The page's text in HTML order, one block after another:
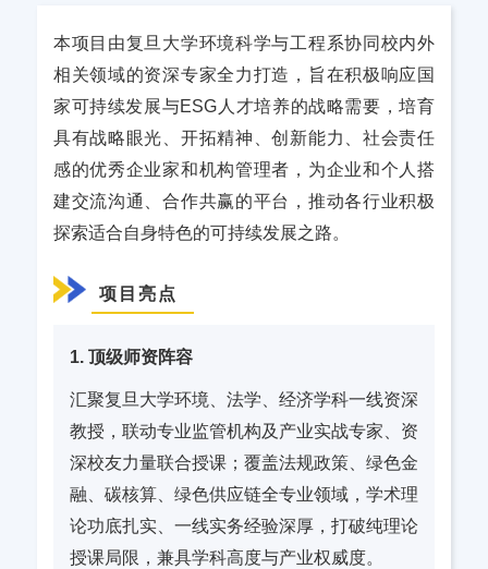
本项目由复旦大学环境科学与工程系协同校内外
相关领域的资深专家全力打造，旨在积极响应国
家可持续发展与ESG人才培养的战略需要，培育
具有战略眼光、开拓精神、创新能力、社会责任
感的优秀企业家和机构管理者，为企业和个人搭
建交流沟通、合作共赢的平台，推动各行业积极
探索适合自身特色的可持续发展之路。
项目亮点
1. 顶级师资阵容
汇聚复旦大学环境、法学、经济学科一线资深
教授，联动专业监管机构及产业实战专家、资
深校友力量联合授课；覆盖法规政策、绿色金
融、碳核算、绿色供应链全专业领域，学术理
论功底扎实、一线实务经验深厚，打破纯理论
授课局限，兼具学科高度与产业权威度。